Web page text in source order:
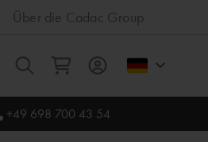
Über die Cadac Group
Alles
+49 698 700 43 54